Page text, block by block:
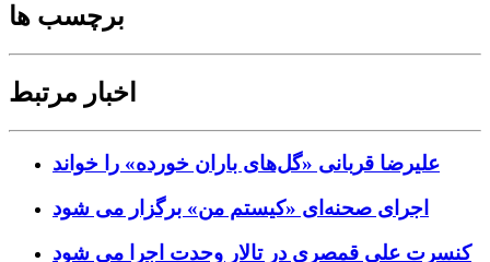
برچسب ها
اخبار مرتبط
علیرضا قربانی «گل‌های باران خورده» را خواند
اجرای صحنه‌ای «کیستم من» برگزار می شود
کنسرت علی قمصری در تالار وحدت اجرا می شود